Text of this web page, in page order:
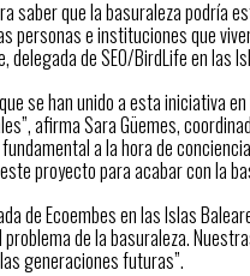
saber que la basuraleza podría
personas e instituciones que
de SEO/BirdLife en las
se han unido a esta iniciativa
afirma Sara Güemes,
a la hora de
proyecto para acabar con la
de Ecoembes en las Islas
de la basuraleza.
generaciones futuras”.